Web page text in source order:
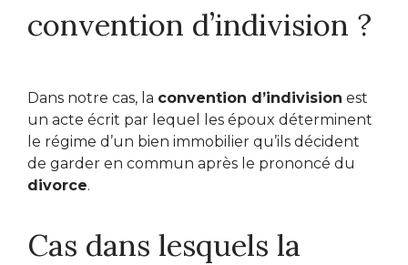
convention d’indivision ?
Dans notre cas, la convention d’indivision est
un acte écrit par lequel les époux déterminent
le régime d’un bien immobilier qu’ils décident
de garder en commun après le prononcé du
divorce.
Cas dans lesquels la